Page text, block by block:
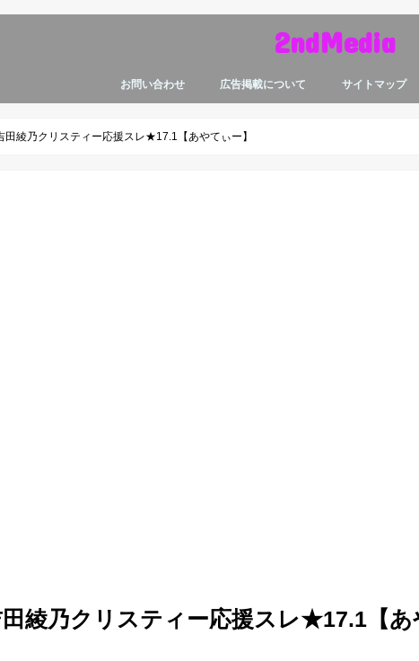
2ndMedia
お問い合わせ 広告掲載について サイトマップ
田綾乃クリスティー応援スレ★17.1【あやてぃー】
田綾乃クリスティー応援スレ★17.1【あ